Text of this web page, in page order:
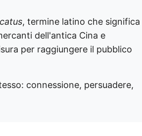
, termine latino che significa
dell'antica Cina e
per raggiungere il pubblico
connessione, persuadere,